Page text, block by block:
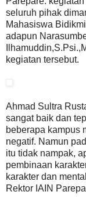
seluruh pihak
Mahasiswa
adapun
kegiatan tersebut.
Ahmad Sultra
sangat baik dan
beberapa kampus
negatif. Namun
itu tidak nampak,
pembinaan
karakter dan
Rektor IAIN